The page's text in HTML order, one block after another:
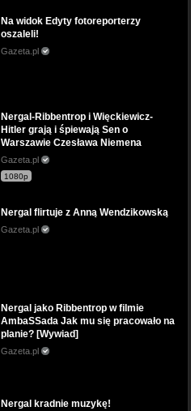
Na widok Edyty fotoreporterzy
oszaleli!
Gazeta.pl
Nergal-Ribbentrop i Więckiewicz-
Hitler grają i śpiewają Sen o
Warszawie Czesława Niemena
Gazeta.pl
1080p
Nergal flirtuje z Anną Wendzikowską
Gazeta.pl
Nergal jako Ribbentrop w filmie
AmbaSSada Jak mu się pracowało na
planie? [Wywiad]
Gazeta.pl
Nergal kradnie muzykę!